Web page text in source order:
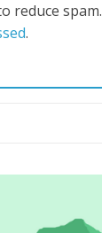
reduce spam.
.